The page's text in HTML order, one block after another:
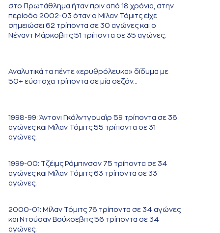
στο Πρωτάθλημα ήταν πριν από 18 χρόνια, στην
περίοδο 2002-03 όταν ο Μίλαν Τόμιτς είχε
σημειώσει 62 τρίποντα σε 30 αγώνες και ο
Νέναντ Μάρκοβιτς 51 τρίποντα σε 35 αγώνες.
Αναλυτικά τα πέντε «ερυθρόλευκα» δίδυμα με
50+ εύστοχα τρίποντα σε μία σεζόν…
1998-99: Άντονι Γκόλντγουαϊρ 59 τρίποντα σε 36
αγώνες και Μίλαν Τόμιτς 55 τρίποντα σε 31
αγώνες.
1999-00: Τζέιμς Ρόμπινσον 75 τρίποντα σε 34
αγώνες και Μίλαν Τόμιτς 63 τρίποντα σε 33
αγώνες.
2000-01: Μίλαν Τόμιτς 76 τρίποντα σε 34 αγώνες
και Ντούσαν Βούκσεβιτς 56 τρίποντα σε 34
αγώνες.